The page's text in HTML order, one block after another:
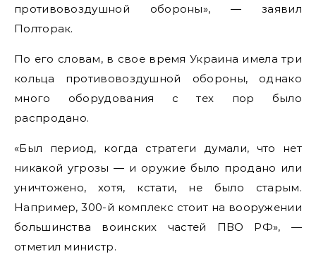
противовоздушной обороны», — заявил
Полторак.
По его словам, в свое время Украина имела три
кольца противовоздушной обороны, однако
много оборудования с тех пор было
распродано.
«Был период, когда стратеги думали, что нет
никакой угрозы — и оружие было продано или
уничтожено, хотя, кстати, не было старым.
Например, 300-й комплекс стоит на вооружении
большинства воинских частей ПВО РФ», —
отметил министр.